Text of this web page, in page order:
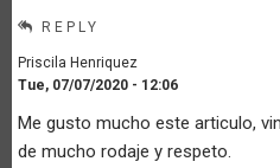
REPLY
Priscila Henriquez
Tue, 07/07/2020 - 12:06
Me gusto mucho este articulo,
de mucho rodaje y respeto.